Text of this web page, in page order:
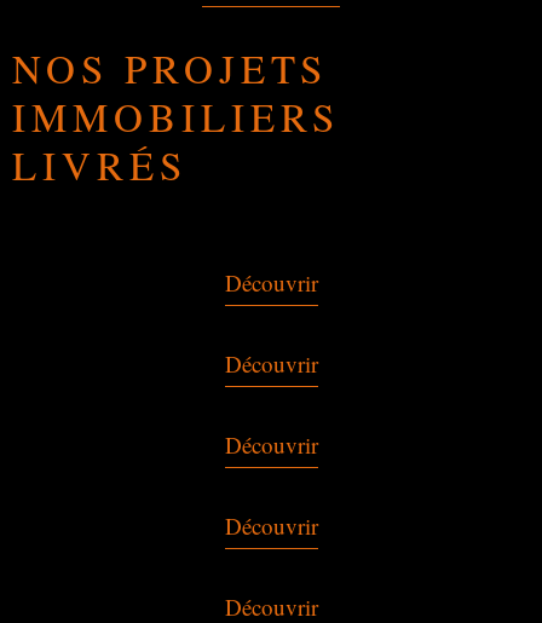
NOS PROJETS
IMMOBILIERS
LIVRÉS
Découvrir
Découvrir
Découvrir
Découvrir
Découvrir